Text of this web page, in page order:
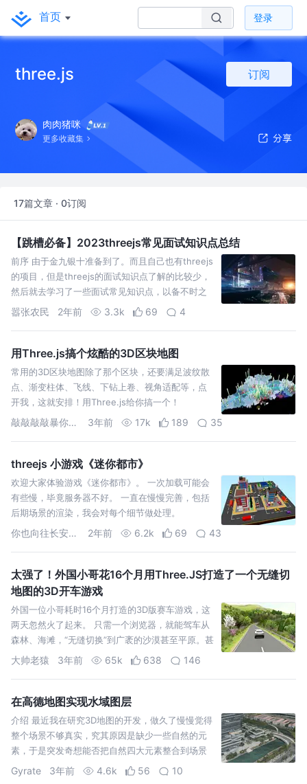
首页 登录
three.js 订阅
肉肉猪咪
更多收藏集
17篇文章 · 0订阅
【跳槽必备】2023threejs常见面试知识点总结
前序 由于金九银十准备到了。而且自己也有threejs
的项目，但是threejs的面试知识点了解的比较少，
然后就去学习了一些面试常见知识点，以备不时之
需，用于记录的同时也可以通过了解这些知识点同
嚣张农民 2年前 3.3k 69 4
用Three.js搞个炫酷的3D区块地图
常用的3D区块地图除了那个区块，还要满足波纹散
点、渐变柱体、飞线、下钻上卷、视角适配等，点
开我，这就安排！用Three.js给你搞一个！
敲敲敲敲暴你脑袋 3年前 17k 189 35
threejs 小游戏《迷你都市》
欢迎大家体验游戏《迷你都市》。 一次加载可能会
有些慢，毕竟服务器不好。 一直在慢慢完善，包括
后期场景的渲染，我会对每个细节做处理。
www.yangjun.xyz 点击“开始游戏
你也向往长安城吗 2年前 6.2k 69 43
太强了！外国小哥花16个月用Three.JS打造了一个无缝切
地图的3D开车游戏
外国一位小哥耗时16个月打造的3D版赛车游戏，这
两天忽然火了起来。 只需一个浏览器，就能驾车从
森林、海滩，“无缝切换”到广袤的沙漠甚至平原。甚
至还可以选择春夏秋冬或者白天黑夜的环境风格。
大帅老猿 3年前 65k 638 146
在高德地图实现水域图层
介绍 最近我在研究3D地图的开发，做久了慢慢觉得
整个场景不够真实，究其原因是缺少一些自然的元
素，于是突发奇想能否把自然四大元素整合到场景
里。江海河流湖泊在地图中国占据的比例较高，就
Gyrate 3年前 4.6k 56 10